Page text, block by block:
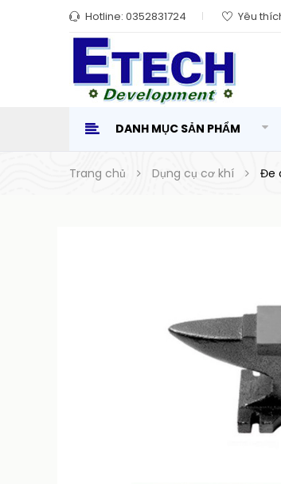
Hotline: 0352831724 Yêu
DANH MỤC SẢN PHẨM
Trang chủ Dụng cụ cơ khí Đe